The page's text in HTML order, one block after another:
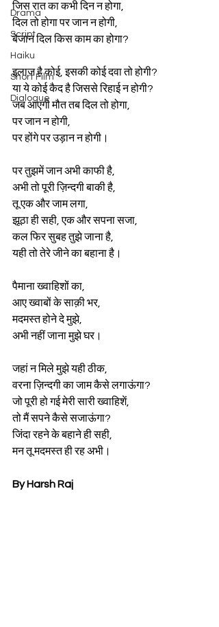
Drama
Script
Haiku
Short Film
Dialogue
जिस रात का कभी दिन न होगा,
दिल तो होगा पर जान न होगी,
बेजान दिल किस काम का होगा?
इलाज है कोई, इसकी कोई दवा तो होगी?
या ये कोई कैद है जिससे रिहाई न होगी?
जब आएगी मौत तब दिल तो होगा,
पर जान न होगी,
पर होंगे पर उड़ान न होगी।
पर तुझमें जान अभी काफी है,
अभी तो पूरी ज़िन्दगी बाकी है,
तू एक और जाम लगा,
झूठा ही सही, एक और सपना सजा,
कल फिर सुबह तुझे जाना है,
यही तो तेरे जीने का बहाना है।
पैमाना ख्वाहिशों का,
आए ख्वाबों के साक़ी भर,
मदमस्त होने दे मुझे,
अभी नहीं जाना मुझे घर।
जहां न मिले मुझे यही ठीक,
वरना ज़िन्दगी का जाम कैसे लगाऊंगा?
जो पूरी हो गई मेरी सारी ख्वाहिशें,
तो मैं सपने कैसे सजाऊंगा?
जिंदा रहने के बहाने ही सही,
मन तू मदमस्त ही रह अभी।
By Harsh Raj